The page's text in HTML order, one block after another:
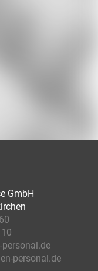
GmbH
personal.de